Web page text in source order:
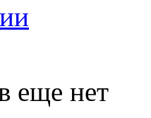
еще нет